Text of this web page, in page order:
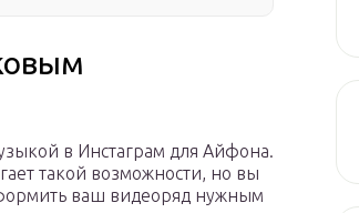
в Инстаграм для Айфона.
такой возможности, но вы
ваш видеоряд нужным